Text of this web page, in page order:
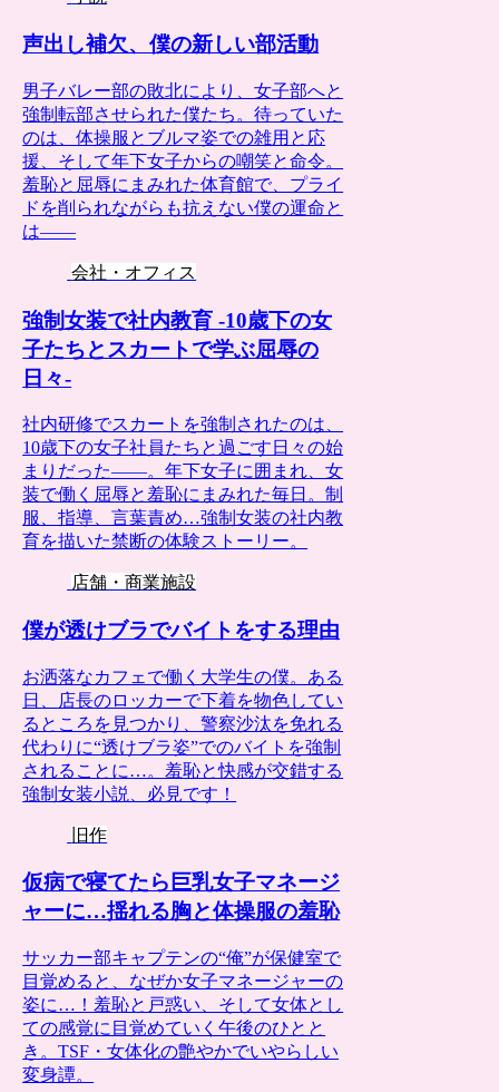
声出し補欠、僕の新しい部活動
男子バレー部の敗北により、女子部へと
強制転部させられた僕たち。待っていた
のは、体操服とブルマ姿での雑用と応
援、そして年下女子からの嘲笑と命令。
羞恥と屈辱にまみれた体育館で、プライ
ドを削られながらも抗えない僕の運命と
は――
会社・オフィス
強制女装で社内教育 -10歳下の女
子たちとスカートで学ぶ屈辱の
日々-
社内研修でスカートを強制されたのは、
10歳下の女子社員たちと過ごす日々の始
まりだった――。年下女子に囲まれ、女
装で働く屈辱と羞恥にまみれた毎日。制
服、指導、言葉責め…強制女装の社内教
育を描いた禁断の体験ストーリー。
店舗・商業施設
僕が透けブラでバイトをする理由
お洒落なカフェで働く大学生の僕。ある
日、店長のロッカーで下着を物色してい
るところを見つかり、警察沙汰を免れる
代わりに“透けブラ姿”でのバイトを強制
されることに…。羞恥と快感が交錯する
強制女装小説、必見です！
旧作
仮病で寝てたら巨乳女子マネージ
ャーに…揺れる胸と体操服の羞恥
サッカー部キャプテンの“俺”が保健室で
目覚めると、なぜか女子マネージャーの
姿に…！羞恥と戸惑い、そして女体とし
ての感覚に目覚めていく午後のひとと
き。TSF・女体化の艶やかでいやらしい
変身譚。